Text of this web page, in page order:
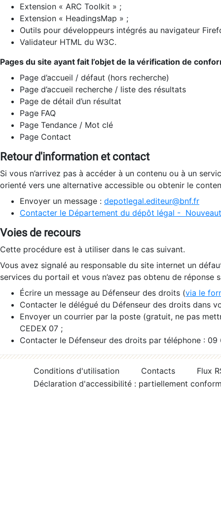
Extension « ARC Toolkit » ;
Extension « HeadingsMap » ;
Outils pour développeurs intégrés au navigateur
Validateur HTML du W3C.
Pages du site ayant fait l’objet de la vérification de
Page d’accueil / défaut (hors recherche)
Page d’accueil recherche / liste des résultats
Page de détail d’un résultat
Page FAQ
Page Tendance / Mot clé
Page Contact
Retour d'information et contact
Si vous n’arrivez pas à accéder à un contenu ou à un
orienté vers une alternative accessible ou obtenir le
Envoyer un message : depotlegal.editeur@bnf.fr
Contacter le Département du dépôt légal -
Voies de recours
Cette procédure est à utiliser dans le cas suivant.
Vous avez signalé au responsable du site internet un
services du portail et vous n’avez pas obtenu de réponse
Écrire un message au Défenseur des droits (via le
Contacter le délégué du Défenseur des droits dans
Envoyer un courrier par la poste (gratuit, ne pas
CEDEX 07 ;
Contacter le Défenseur des droits par téléphone :
Conditions d'utilisation Contacts
Flux
Déclaration d'accessibilité : partiellement